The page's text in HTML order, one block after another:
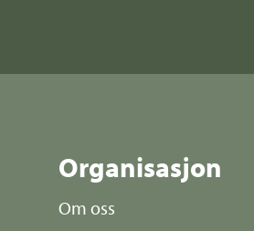
Organisasjon
Om oss